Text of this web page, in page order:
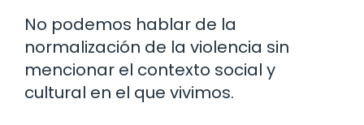
No podemos hablar de la
normalización de la violencia sin
mencionar el contexto social y
cultural en el que vivimos.